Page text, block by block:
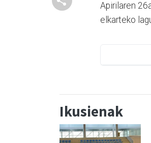
Apirilaren
elkarteko
Ikusienak